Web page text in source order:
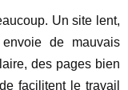
Un site lent,
de mauvais
des pages bien
facilitent le travail